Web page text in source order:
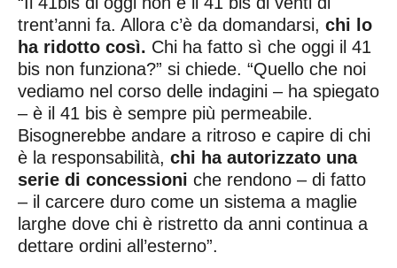
trent’anni fa. Allora c’è da domandarsi, chi lo
ha ridotto così. Chi ha fatto sì che oggi il 41
bis non funziona?” si chiede. “Quello che noi
vediamo nel corso delle indagini – ha spiegato
– è il 41 bis è sempre più permeabile.
Bisognerebbe andare a ritroso e capire di chi
è la responsabilità, chi ha autorizzato una
serie di concessioni che rendono – di fatto
– il carcere duro come un sistema a maglie
larghe dove chi è ristretto da anni continua a
dettare ordini all’esterno”.